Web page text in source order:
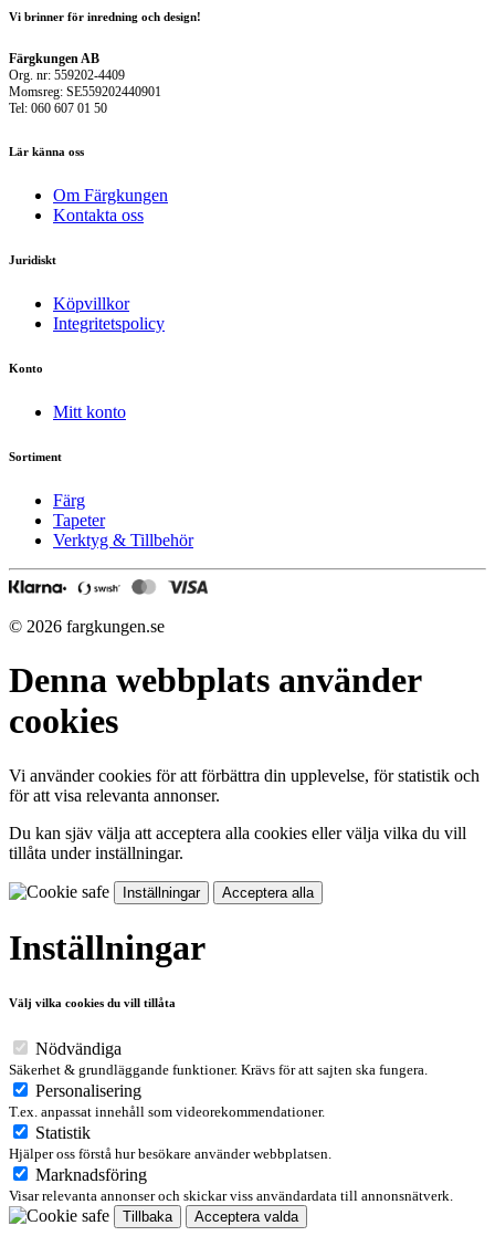
Vi brinner för inredning och design!
Färgkungen AB
Org. nr: 559202-4409
Momsreg: SE559202440901
Tel: 060 607 01 50
Lär känna oss
Om Färgkungen
Kontakta oss
Juridiskt
Köpvillkor
Integritetspolicy
Konto
Mitt konto
Sortiment
Färg
Tapeter
Verktyg & Tillbehör
© 2026 fargkungen.se
Denna webbplats använder
cookies
Vi använder cookies för att förbättra din upplevelse, för statistik och
för att visa relevanta annonser.
Du kan sjäv välja att acceptera alla cookies eller välja vilka du vill
tillåta under inställningar.
Inställningar Acceptera alla
Inställningar
Välj vilka cookies du vill tillåta
Nödvändiga
Säkerhet & grundläggande funktioner. Krävs för att sajten ska fungera.
Personalisering
T.ex. anpassat innehåll som videorekommendationer.
Statistik
Hjälper oss förstå hur besökare använder webbplatsen.
Marknadsföring
Visar relevanta annonser och skickar viss användardata till annonsnätverk.
Tillbaka
Acceptera valda